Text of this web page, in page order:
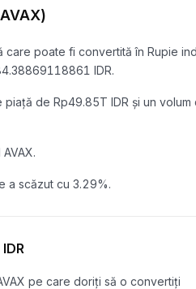
poate fi convertită în Rupie
IDR.
piață de Rp49.85T IDR și un
a scăzut cu 3.29%.
pe care doriți să o convertiți